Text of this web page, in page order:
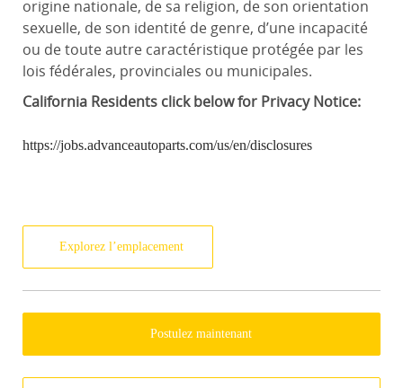
origine nationale, de sa religion, de son orientation
sexuelle, de son identité de genre, d’une incapacité
ou de toute autre caractéristique protégée par les
lois fédérales, provinciales ou municipales.
CaliforniaResidents click below for Privacy Notice:
https://jobs.advanceautoparts.com/us/en/disclosures
Explorez l’emplacement
Postulez maintenant